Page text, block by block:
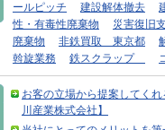
ールピッチ
建設解体撤去
性・有毒性廃棄物
災害復旧
廃棄物
非鉄買取 東京都
斡旋業務
鉄スクラップ
お客の立場から提案してく
川産業株式会社】